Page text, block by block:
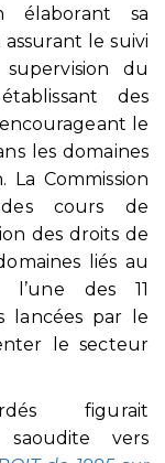
élaborant sa
le suivi
du
des
le
les domaines
La Commission
cours de
des droits de
liés au
l’une des 11
lancées par le
le secteur
figurait
saoudite vers